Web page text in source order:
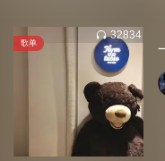
歌单
32834